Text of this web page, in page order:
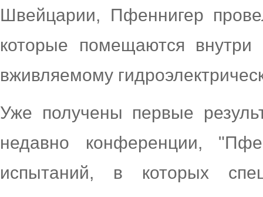
Швейцарии, Пфеннигер
которые помещаются внутри
вживляемому
Уже получены первые
недавно конференции,
испытаний, в которых